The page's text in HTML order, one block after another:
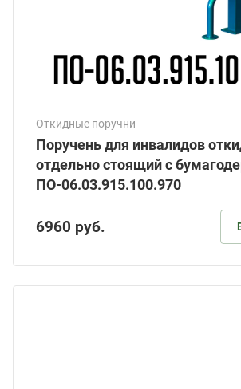
Откидные поручни
Поручень для инвалидов
отдельно стоящий с
ПО-06.03.915.100.970
6960 руб.